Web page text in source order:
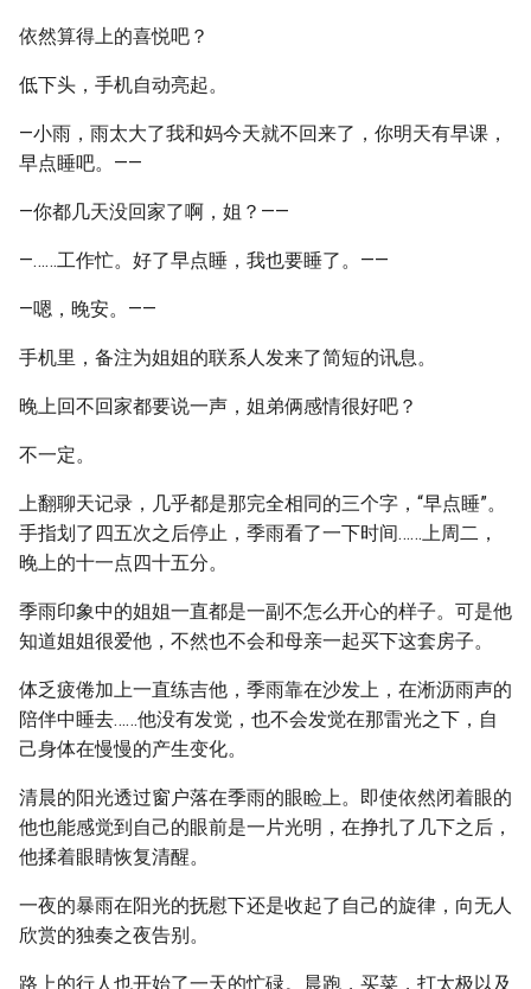
依然算得上的喜悦吧？
低下头，手机自动亮起。
—小雨，雨太大了我和妈今天就不回来了，你明天有早课，
早点睡吧。——
—你都几天没回家了啊，姐？——
—……工作忙。好了早点睡，我也要睡了。——
—嗯，晚安。——
手机里，备注为姐姐的联系人发来了简短的讯息。
晚上回不回家都要说一声，姐弟俩感情很好吧？
不一定。
上翻聊天记录，几乎都是那完全相同的三个字，“早点睡”。
手指划了四五次之后停止，季雨看了一下时间……上周二，
晚上的十一点四十五分。
季雨印象中的姐姐一直都是一副不怎么开心的样子。可是他
知道姐姐很爱他，不然也不会和母亲一起买下这套房子。
体乏疲倦加上一直练吉他，季雨靠在沙发上，在淅沥雨声的
陪伴中睡去……他没有发觉，也不会发觉在那雷光之下，自
己身体在慢慢的产生变化。
清晨的阳光透过窗户落在季雨的眼睑上。即使依然闭着眼的
他也能感觉到自己的眼前是一片光明，在挣扎了几下之后，
他揉着眼睛恢复清醒。
一夜的暴雨在阳光的抚慰下还是收起了自己的旋律，向无人
欣赏的独奏之夜告别。
路上的行人也开始了一天的忙碌。晨跑，买菜，打太极以及